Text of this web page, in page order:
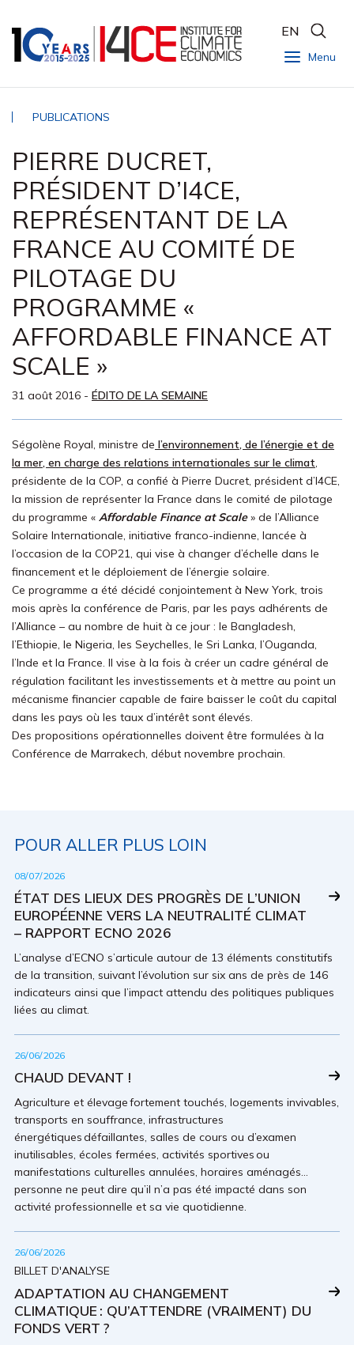
Menu
EN
PUBLICATIONS
PIERRE DUCRET,
PRÉSIDENT D’I4CE,
REPRÉSENTANT DE LA
FRANCE AU COMITÉ DE
PILOTAGE DU
PROGRAMME «
AFFORDABLE FINANCE AT
SCALE »
31 août 2016 - ÉDITO DE LA SEMAINE
Ségolène Royal, ministre de l’environnement, de l’énergie et de
la mer, en charge des relations internationales sur le climat,
présidente de la COP, a confié à Pierre Ducret, président d’I4CE,
la mission de représenter la France dans le comité de pilotage
du programme « Affordable Finance at Scale» de l’Alliance
Solaire Internationale, initiative franco-indienne, lancée à
l’occasion de la COP21, qui vise à changer d’échelle dans le
financement et le déploiement de l’énergie solaire.
Ce programme a été décidé conjointement à New York, trois
mois après la conférence de Paris, par les pays adhérents de
l’Alliance – au nombre de huit à ce jour : le Bangladesh,
l’Ethiopie, le Nigeria, les Seychelles, le Sri Lanka, l’Ouganda,
l’Inde et la France. Il vise à la fois à créer un cadre général de
régulation facilitant les investissements et à mettre au point un
mécanisme financier capable de faire baisser le coût du capital
dans les pays où les taux d’intérêt sont élevés.
Des propositions opérationnelles doivent être formulées à la
Conférence de Marrakech, début novembre prochain.
POUR ALLER PLUS LOIN
08/07/2026
ÉTAT DES LIEUX DES PROGRÈS DE L’UNION
EUROPÉENNE VERS LA NEUTRALITÉ CLIMAT
– RAPPORT ECNO 2026
L’analyse d’ECNO s’articule autour de 13 éléments constitutifs
de la transition, suivant l’évolution sur six ans de près de 146
indicateurs ainsi que l’impact attendu des politiques publiques
liées au climat.
26/06/2026
CHAUD DEVANT !
Agriculture et élevage fortement touchés, logements invivables,
transports en souffrance, infrastructures
énergétiques défaillantes, salles de cours ou d’examen
inutilisables, écoles fermées, activités sportives ou
manifestations culturelles annulées, horaires aménagés…
personne ne peut dire qu’il n’a pas été impacté dans son
activité professionnelle et sa vie quotidienne.
26/06/2026
BILLET D'ANALYSE
ADAPTATION AU CHANGEMENT
CLIMATIQUE : QU’ATTENDRE (VRAIMENT) DU
FONDS VERT ?